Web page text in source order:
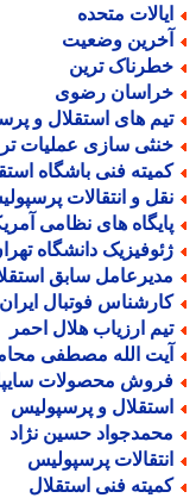
متحده
وضعیت
ترین
رضوی
های استقلال و
سازی عملیات
فنی باشگاه استقلال
و انتقالات پرسپولیس
های نظامی آمریکا
دانشگاه تهران
سابق استقلال
فوتبال ایران
ارزیاب هلال احمر
الله مصطفی محامی
محصولات سایپا
و پرسپولیس
حسین نژاد
پرسپولیس
فنی استقلال